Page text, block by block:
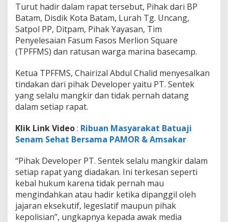
F
a
s
u
m
d
P
o
l
r
e
a
B
r
e
l
a
n
g
Turut hadir dalam rapat tersebut, Pihak dari BP
Batam, Disdik Kota Batam, Lurah Tg. Uncang,
Satpol PP, Ditpam, Pihak Yayasan, Tim
Penyelesaian Fasum Fasos Merlion Square
(TPFFMS) dan ratusan warga marina basecamp.
Ketua TPFFMS, Chairizal Abdul Chalid menyesalkan
tindakan dari pihak Developer yaitu PT. Sentek
yang selalu mangkir dan tidak pernah datang
dalam setiap rapat.
Klik Link Video: Ribuan Masyarakat Batuaji
Senam Sehat Bersama PAMOR & Amsakar
“Pihak Developer PT. Sentek selalu mangkir dalam
setiap rapat yang diadakan. Ini terkesan seperti
kebal hukum karena tidak pernah mau
mengindahkan atau hadir ketika dipanggil oleh
jajaran eksekutif, legeslatif maupun pihak
kepolisian”, ungkapnya kepada awak media